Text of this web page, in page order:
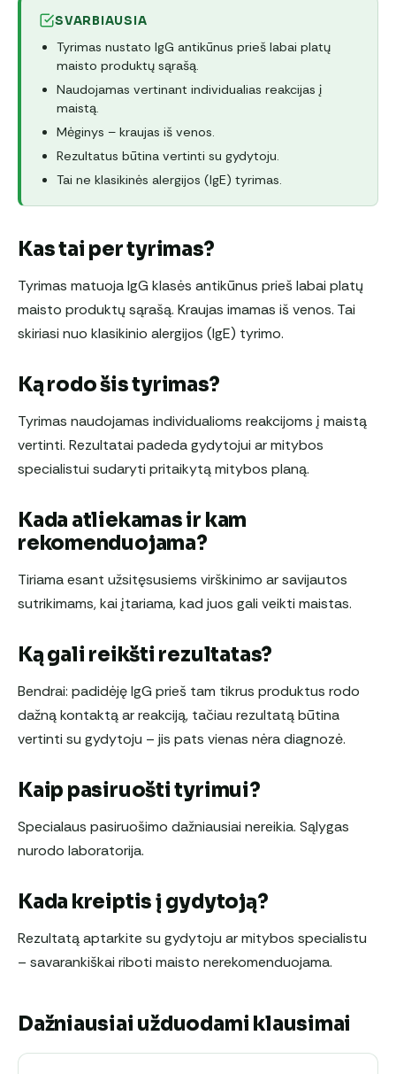
SVARBIAUSIA
Tyrimas nustato IgG antikūnus prieš labai platų
maisto produktų sąrašą.
Naudojamas vertinant individualias reakcijas į
maistą.
Mėginys – kraujas iš venos.
Rezultatus būtina vertinti su gydytoju.
Tai ne klasikinės alergijos (IgE) tyrimas.
Kas tai per tyrimas?
Tyrimas matuoja IgG klasės antikūnus prieš labai platų
maisto produktų sąrašą. Kraujas imamas iš venos. Tai
skiriasi nuo klasikinio alergijos (IgE) tyrimo.
Ką rodo šis tyrimas?
Tyrimas naudojamas individualioms reakcijoms į maistą
vertinti. Rezultatai padeda gydytojui ar mitybos
specialistui sudaryti pritaikytą mitybos planą.
Kada atliekamas ir kam
rekomenduojama?
Tiriama esant užsitęsusiems virškinimo ar savijautos
sutrikimams, kai įtariama, kad juos gali veikti maistas.
Ką gali reikšti rezultatas?
Bendrai: padidėję IgG prieš tam tikrus produktus rodo
dažną kontaktą ar reakciją, tačiau rezultatą būtina
vertinti su gydytoju – jis pats vienas nėra diagnozė.
Kaip pasiruošti tyrimui?
Specialaus pasiruošimo dažniausiai nereikia. Sąlygas
nurodo laboratorija.
Kada kreiptis į gydytoją?
Rezultatą aptarkite su gydytoju ar mitybos specialistu
– savarankiškai riboti maisto nerekomenduojama.
Dažniausiai užduodami klausimai